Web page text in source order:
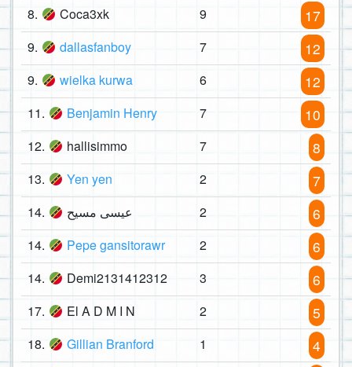
8. Coca3xk 9 17
9. dallasfanboy 7 12
9. wielka kurwa 6 12
11. Benjamin Henry 7 10
12. hallisimmo 7 8
13. Yen yen 2 7
14. عیسی مسیح 2 6
14. Pepe gansitorawr 2 6
14. Demi2131412312 3 6
17. El A D M I N 2 5
18. Gillian Branford 1 4